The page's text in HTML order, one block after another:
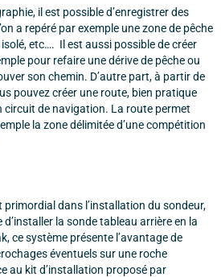
il est possible d’enregistrer des
a repéré par exemple une zone de pêche
etc…. Il est aussi possible de créer
pour refaire une dérive de pêche ou
son chemin. D’autre part, à partir de
pouvez créer une route, bien pratique
circuit de navigation. La route permet
la zone délimitée d’une compétition
primordial dans l’installation du sondeur,
la sonde tableau arrière en la
ce système présente l’avantage de
éventuels sur une roche
au kit d’installation proposé par